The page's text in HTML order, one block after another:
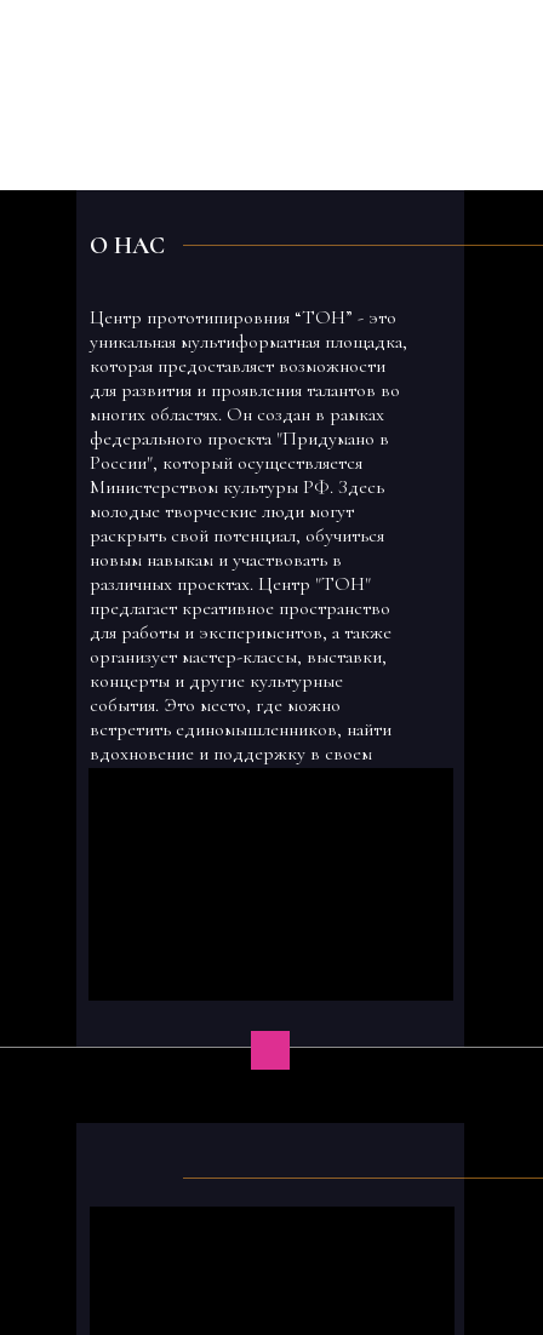
Центр прототипировния “ТОН” - это
уникальная мультиформатная площадка,
которая предоставляет возможности
для развития и проявления талантов во
многих областях. Он создан в рамках
федерального проекта "Придумано в
России", который осуществляется
Министерством культуры РФ. Здесь
молодые творческие люди могут
раскрыть свой потенциал, обучиться
новым навыкам и участвовать в
различных проектах. Центр "ТОН"
предлагает креативное пространство
для работы и экспериментов, а также
организует мастер-классы, выставки,
концерты и другие культурные
события. Это место, где можно
встретить единомышленников, найти
вдохновение и поддержку в своем
О НАС